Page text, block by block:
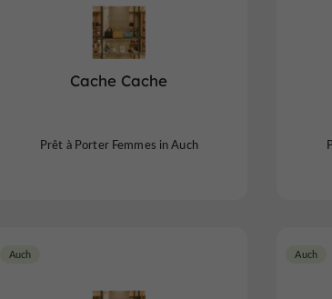
Cache Cache
Prêt à Porter Femmes in Auch
Auch Auch